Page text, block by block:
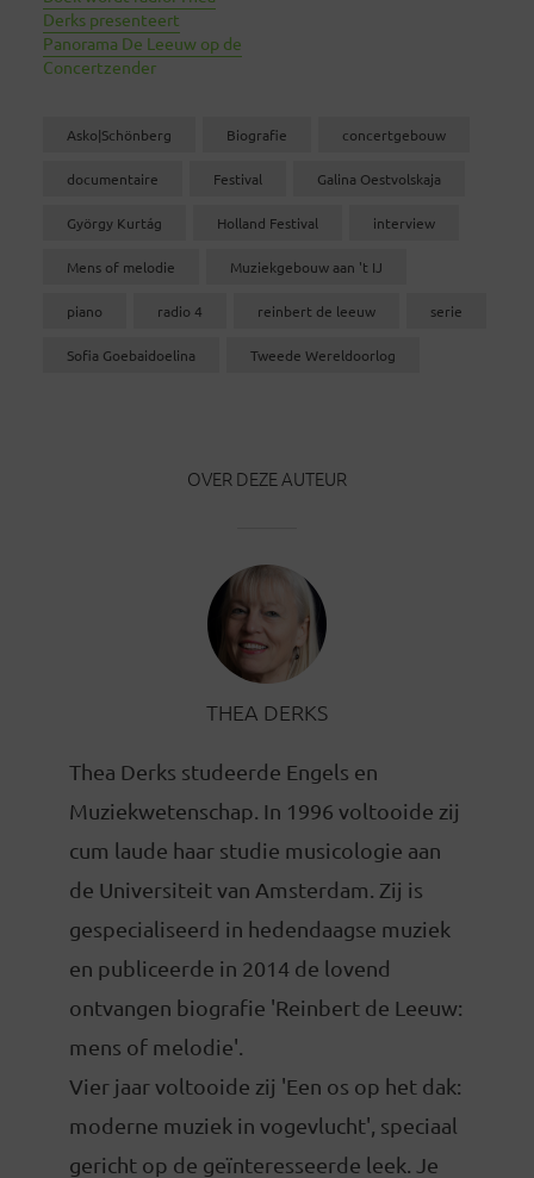
Derks presenteert
Panorama De Leeuw op de
Concertzender
Asko|Schönberg Biografie concertgebouw
documentaire Festival Galina Oestvolskaja
György Kurtág Holland Festival interview
Mens of melodie Muziekgebouw aan 't IJ
piano radio 4 reinbert de leeuw serie
Sofia Goebaidoelina Tweede Wereldoorlog
OVER DEZE AUTEUR
THEA DERKS
Thea Derks studeerde Engels en
Muziekwetenschap. In 1996 voltooide zij
cum laude haar studie musicologie aan
de Universiteit van Amsterdam. Zij is
gespecialiseerd in hedendaagse muziek
en publiceerde in 2014 de lovend
ontvangen biografie 'Reinbert de Leeuw:
mens of melodie'.
Vier jaar voltooide zij 'Een os op het dak:
moderne muziek in vogevlucht', speciaal
gericht op de geïnteresseerde leek. Je